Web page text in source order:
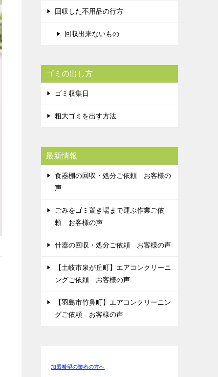
回収した不用品の行方
回収出来ないもの
ゴミの出し方
ゴミ収集日
粗大ゴミを出す方法
最新情報
食器棚の回収・処分ご依頼 お客様の
声
ごみをゴミ置き場まで運ぶ作業ご依
頼 お客様の声
什器の回収・処分ご依頼 お客様の声
【土岐市泉が丘町】エアコンクリーニ
ングご依頼 お客様の声
【羽島市竹鼻町】エアコンクリーニン
グご依頼 お客様の声
加盟希望の業者の方へ